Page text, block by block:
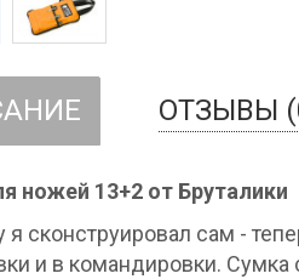
ОТЗЫВЫ
ножей 13+2 от Бруталики
я сконструировал сам -
и в командировки.